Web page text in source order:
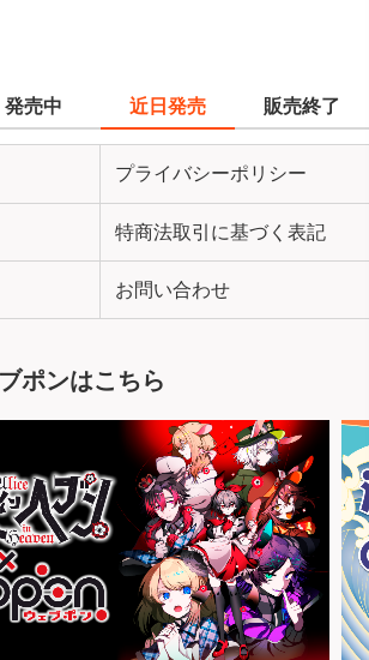
発売中 近日発売 販売終了
プライバシーポリシー
特商法取引に基づく表記
お問い合わせ
ポンはこちら